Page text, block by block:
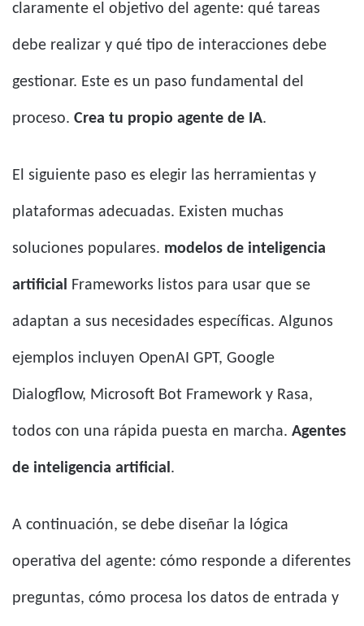
claramente el objetivo del agente: qué tareas
debe realizar y qué tipo de interacciones debe
gestionar. Este es un paso fundamental del
proceso. Crea tu propio agente de IA.
El siguiente paso es elegir las herramientas y
plataformas adecuadas. Existen muchas
soluciones populares. modelos de inteligencia
artificial Frameworks listos para usar que se
adaptan a sus necesidades específicas. Algunos
ejemplos incluyen OpenAI GPT, Google
Dialogflow, Microsoft Bot Framework y Rasa,
todos con una rápida puesta en marcha. Agentes
de inteligencia artificial.
A continuación, se debe diseñar la lógica
operativa del agente: cómo responde a diferentes
preguntas, cómo procesa los datos de entrada y